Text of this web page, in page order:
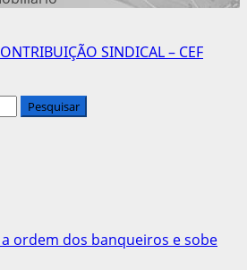
SINDICAL – CEF
a ordem dos banqueiros e sobe